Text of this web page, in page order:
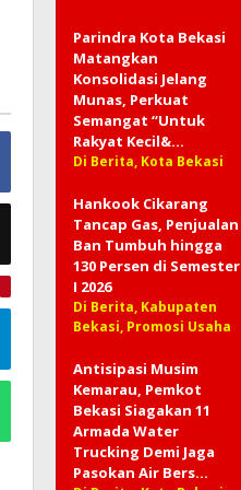
Parindra Kota Bekasi
Matangkan
Konsolidasi Jelang
Munas, Perkuat
Semangat “Untuk
Rakyat Kecil&…
Di Berita, Kota Bekasi
Hankook Cikarang
Tancap Gas, Penjualan
Ban Tumbuh hingga
130 Persen di Semester
I 2026
Di Berita, Kabupaten
Bekasi, Promosi Usaha
Antisipasi Musim
Kemarau, Pemkot
Bekasi Siagakan 11
Armada Water
Trucking Demi Jaga
Pasokan Air Bers…